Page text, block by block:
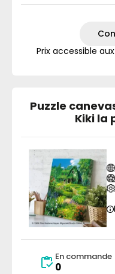
Prix accessible
Puzzle
Kiki la
En commande
0